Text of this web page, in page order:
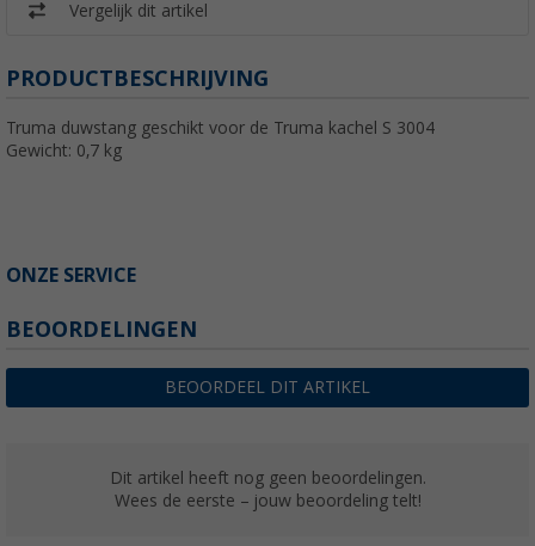
Vergelijk dit artikel
PRODUCTBESCHRIJVING
Truma duwstang geschikt voor de Truma kachel S 3004
Gewicht: 0,7 kg
ONZE SERVICE
BEOORDELINGEN
BEOORDEEL DIT ARTIKEL
Dit artikel heeft nog geen beoordelingen.
Wees de eerste – jouw beoordeling telt!